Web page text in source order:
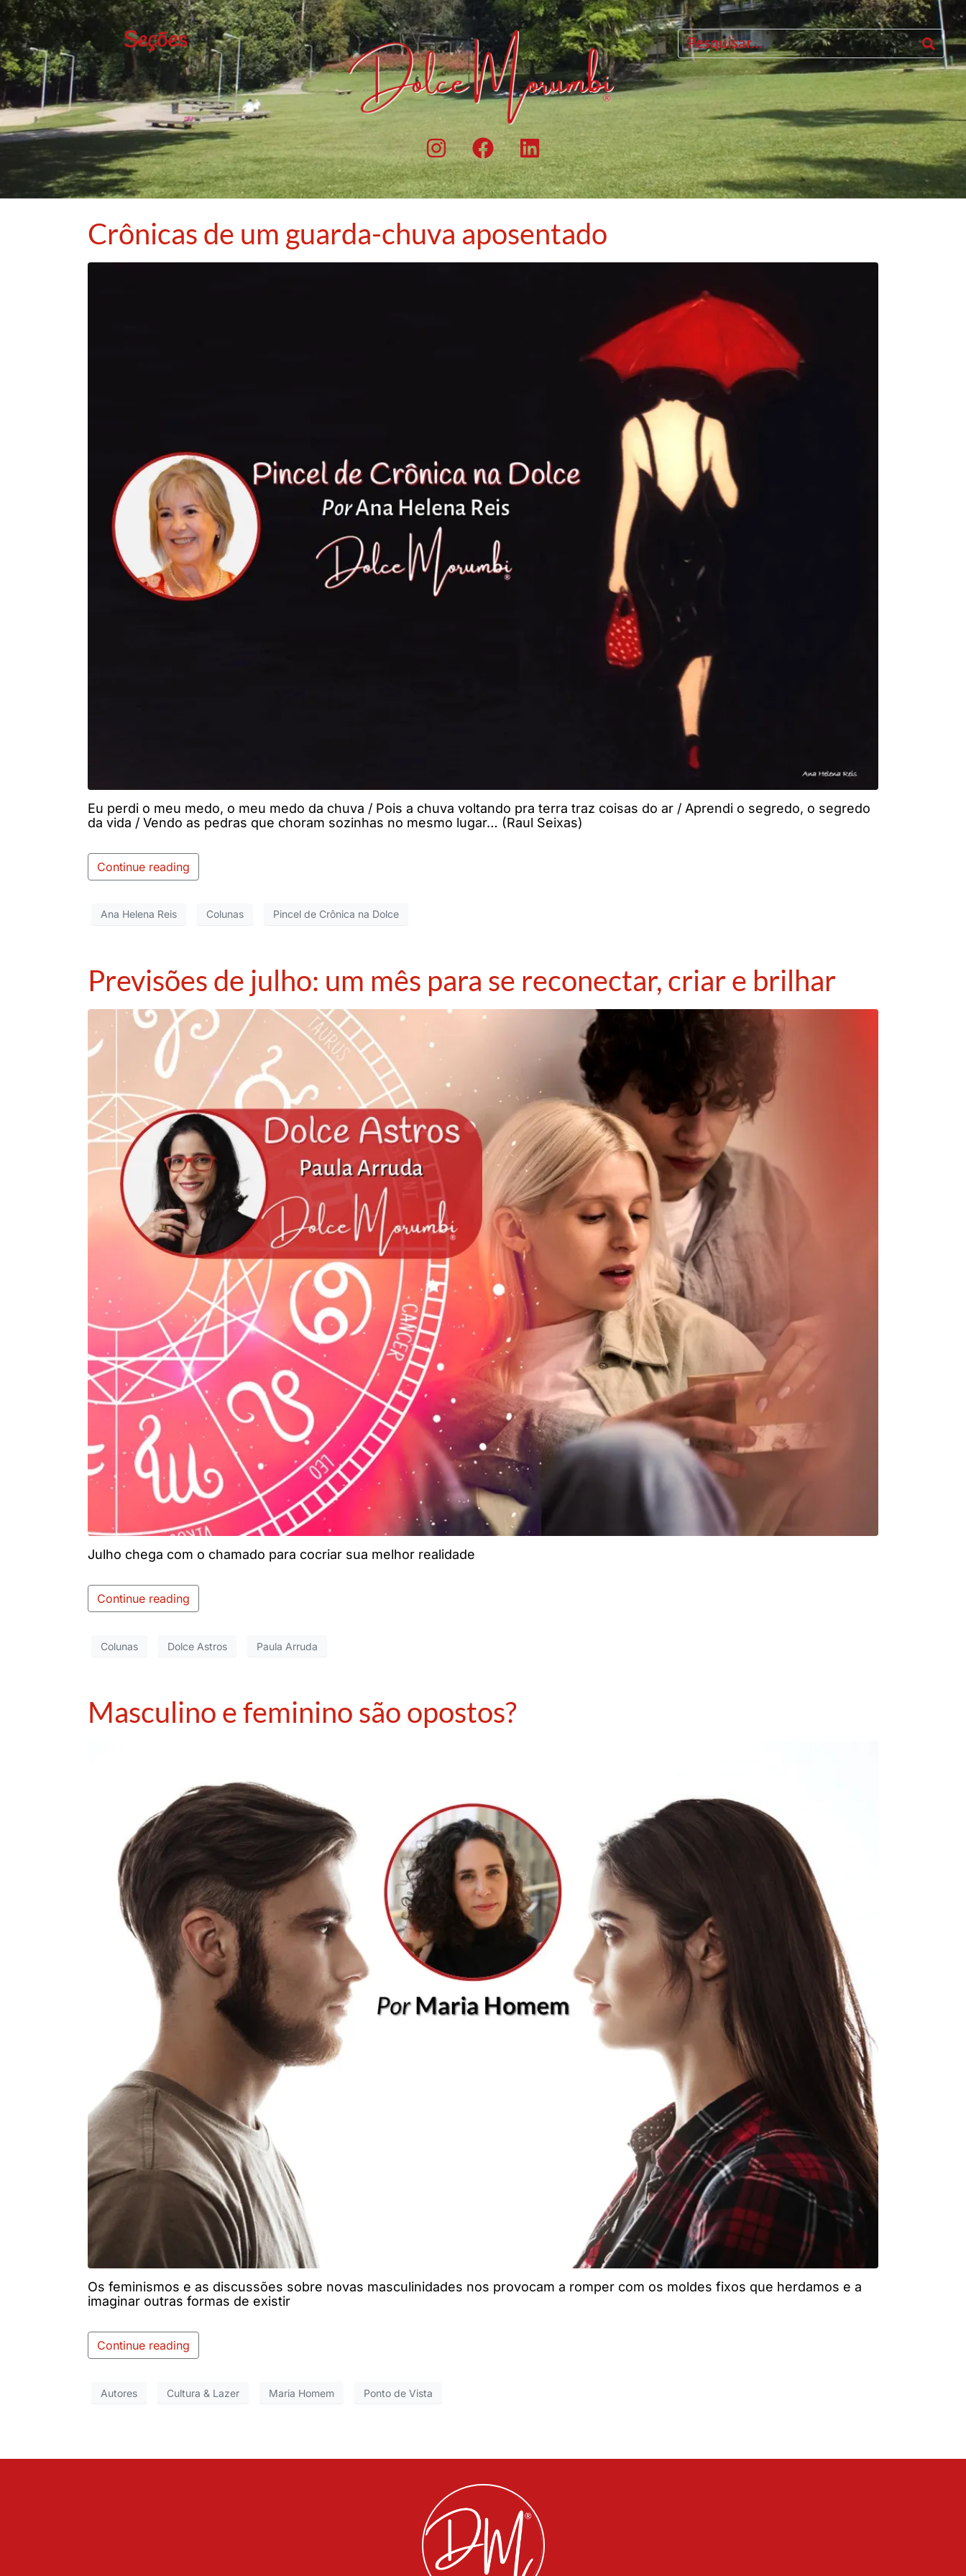
Seções
Crônicas de um guarda-chuva aposentado
Eu perdi o meu medo, o meu medo da chuva / Pois a chuva voltando pra terra traz coisas do ar / Aprendi o segredo, o segredo
da vida / Vendo as pedras que choram sozinhas no mesmo lugar… (Raul Seixas)
Continue reading
Ana Helena Reis Colunas Pincel de Crônica na Dolce
Previsões de julho: um mês para se reconectar, criar e brilhar
Julho chega com o chamado para cocriar sua melhor realidade
Continue reading
Colunas Dolce Astros Paula Arruda
Masculino e feminino são opostos?
Os feminismos e as discussões sobre novas masculinidades nos provocam a romper com os moldes fixos que herdamos e a
imaginar outras formas de existir
Continue reading
Autores Cultura & Lazer Maria Homem Ponto de Vista